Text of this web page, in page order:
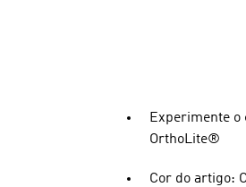
Experimente
OrthoLite®
Cor do artigo: